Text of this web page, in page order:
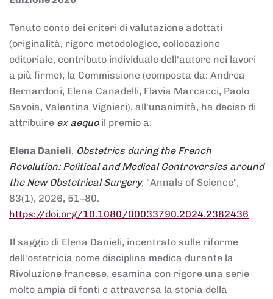
Tenuto conto dei criteri di valutazione adottati
(originalità, rigore metodologico, collocazione
editoriale, contributo individuale dell'autore nei lavori
a più firme), la Commissione (composta da: Andrea
Bernardoni, Elena Canadelli, Flavia Marcacci, Paolo
Savoia, Valentina Vignieri), all'unanimità, ha deciso di
attribuire ex aequoil premio a:
Elena Danieli, Obstetrics during the French
Revolution: Political and Medical Controversies around
the New Obstetrical Surgery, "Annals of Science",
83(1), 2026, 51–80.
https://doi.org/10.1080/00033790.2024.2382436
Il saggio di Elena Danieli, incentrato sulle riforme
dell'ostetricia come disciplina medica durante la
Rivoluzione francese, esamina con rigore una serie
molto ampia di fonti e attraversa la storia della